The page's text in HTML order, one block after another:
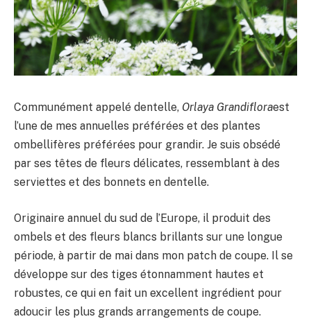
Communément appelé dentelle, Orlaya Grandifloraest
l’une de mes annuelles préférées et des plantes
ombellifères préférées pour grandir. Je suis obsédé
par ses têtes de fleurs délicates, ressemblant à des
serviettes et des bonnets en dentelle.
Originaire annuel du sud de l’Europe, il produit des
ombels et des fleurs blancs brillants sur une longue
période, à partir de mai dans mon patch de coupe. Il se
développe sur des tiges étonnamment hautes et
robustes, ce qui en fait un excellent ingrédient pour
adoucir les plus grands arrangements de coupe.